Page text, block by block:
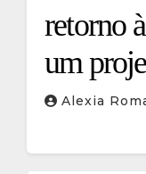
retorno
um
Alexia